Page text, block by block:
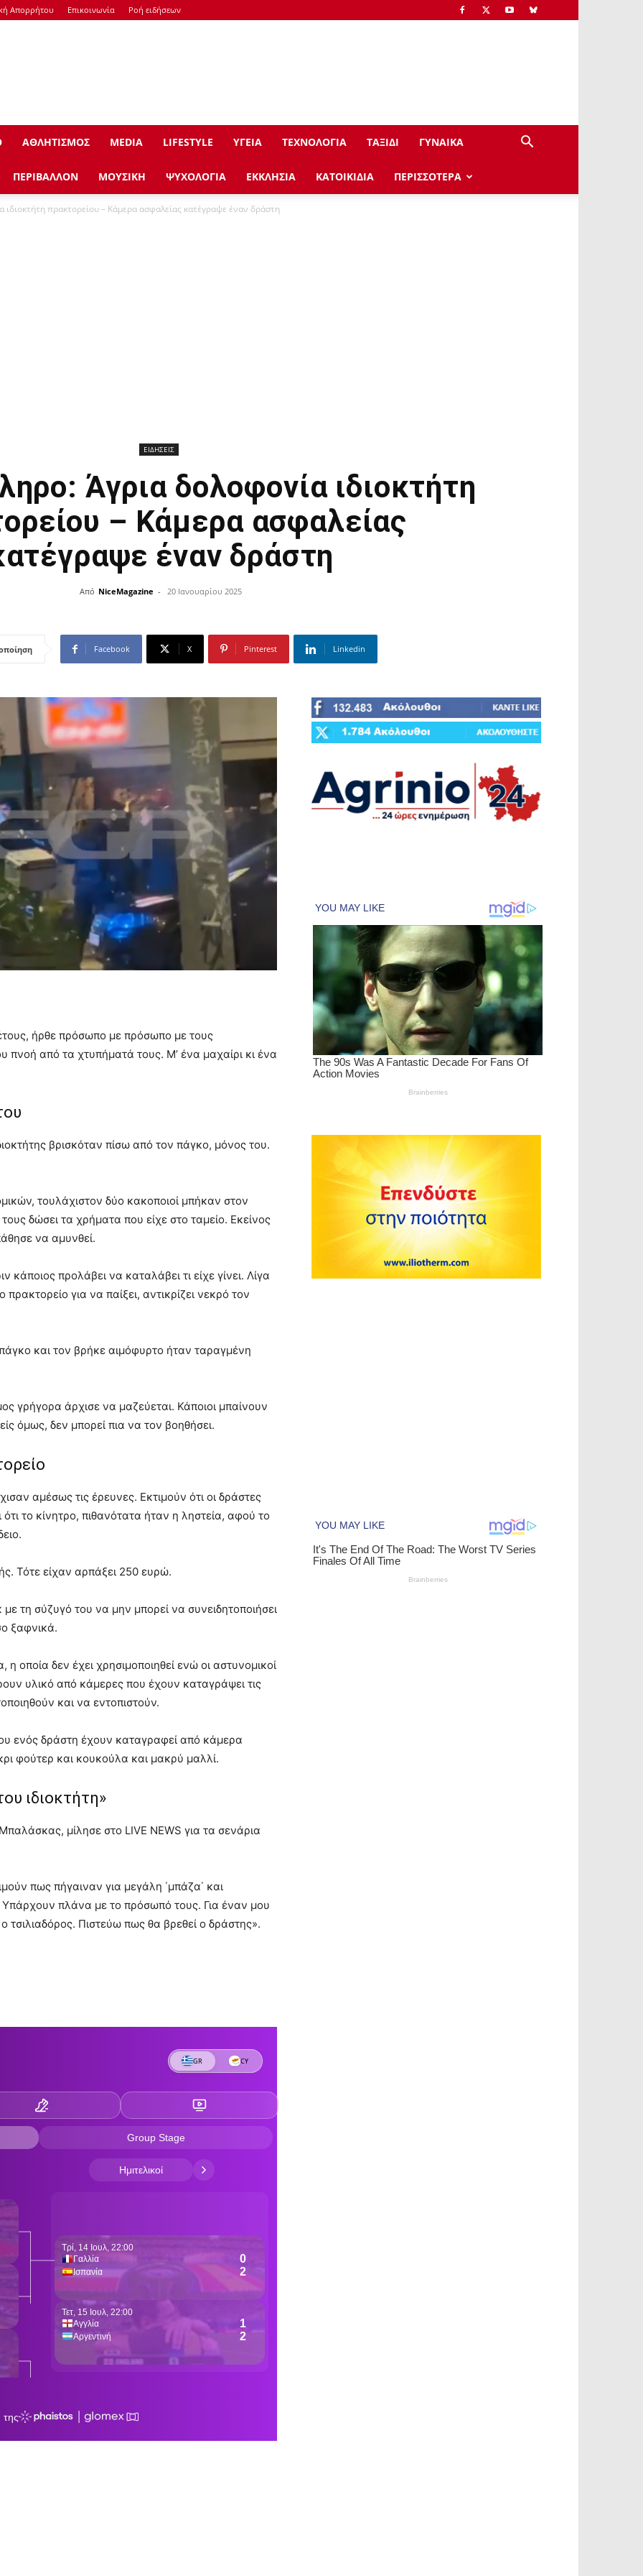
Απορρήτου Επικοινωνία Ροή ειδήσεων
ΑΘΛΗΤΙΣΜΟΣ ΜEDIA LIFESTYLE ΥΓΕΙΑ ΤΕΧΝΟΛΟΓΙΑ ΤΑΞΙΔΙ ΓΥΝΑΙΚΑ
ΠΕΡΙΒΑΛΛΟΝ ΜΟΥΣΙΚΗ ΨΥΧΟΛΟΓΙΑ ΕΚΚΛΗΣΙΑ ΚΑΤΟΙΚΙΔΙΑ ΠΕΡΙΣΣΟΤΕΡΑ
πρακτορείου – Κάμερα ασφαλείας κατέγραψε έναν δράστη
ΕΙΔΗΣΕΙΣ
Άγρια δολοφονία ιδιοκτήτη
– Κάμερα ασφαλείας
έναν δράστη
Από NiceMagazine - 20 Ιανουαρίου 2025
Facebook X Pinterest Linkedin
ήρθε πρόσωπο με πρόσωπο με τους
πνοή από τα χτυπήματά τους. Μ’ ένα μαχαίρι κι ένα
βρισκόταν πίσω από τον πάγκο, μόνος του.
τουλάχιστον δύο κακοποιοί μπήκαν στον
δώσει τα χρήματα που είχε στο ταμείο. Εκείνος
να αμυνθεί.
προλάβει να καταλάβει τι είχε γίνει. Λίγα
για να παίξει, αντικρίζει νεκρό τον
και τον βρήκε αιμόφυρτο ήταν ταραγμένη
γρήγορα άρχισε να μαζεύεται. Κάποιοι μπαίνουν
όμως, δεν μπορεί πια να τον βοηθήσει.
αμέσως τις έρευνες. Εκτιμούν ότι οι δράστες
το κίνητρο, πιθανότατα ήταν η ληστεία, αφού το
Τότε είχαν αρπάξει 250 ευρώ.
τη σύζυγό του να μην μπορεί να συνειδητοποιήσει
ξαφνικά.
οποία δεν έχει χρησιμοποιηθεί ενώ οι αστυνομικοί
υλικό από κάμερες που έχουν καταγράψει τις
και να εντοπιστούν.
ενός δράστη έχουν καταγραφεί από κάμερα
φούτερ και κουκούλα και μακρύ μαλλί.
ιδιοκτήτη»
μίλησε στο LIVE NEWS για τα σενάρια
πως πήγαιναν για μεγάλη ΄μπάζα΄ και
Υπάρχουν πλάνα με το πρόσωπό τους. Για έναν μου
τσιλιαδόρος. Πιστεύω πως θα βρεθεί ο δράστης».